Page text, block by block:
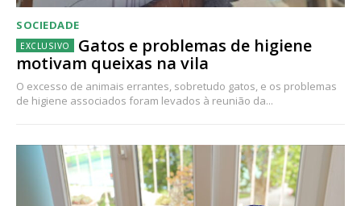
SOCIEDADE
Gatos e problemas de higiene
motivam queixas na vila
O excesso de animais errantes, sobretudo gatos, e os problemas
de higiene associados foram levados à reunião da...